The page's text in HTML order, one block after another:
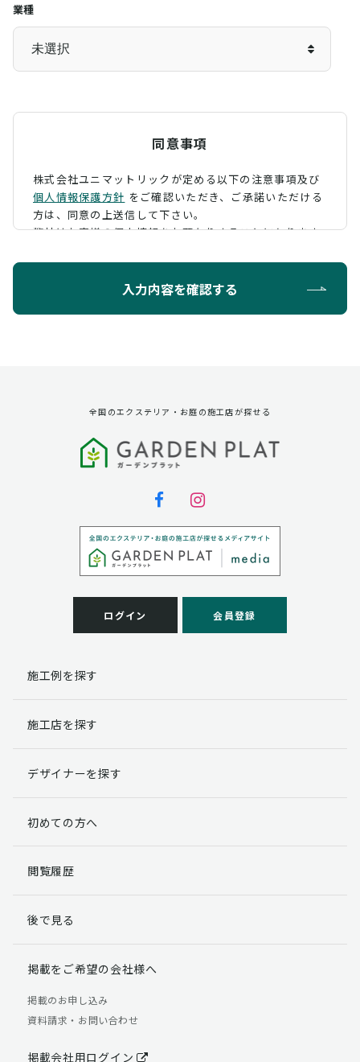
業種
同意事項
株式会社ユニマットリックが定める以下の注意事項及び
個人情報保護方針 をご確認いただき、 ご承諾いただける
方は、同意の上送信して下さい。
弊社はお客様の個人情報をお預かりすることになります
ように定め、保護に努めております。
第三者への提供
弊社は法律で定められている場合を除いて、お客様の個
個人情報の取扱い業務の委託
弊社は事業運営上、お客様により良いサービスを提供す
るために業務の一部を外部に委託しており、業務委託先
客様には、貴殿の個人情報の利用目的の通知、開示、訂
理・機密保持などによりお客様の個人情報の漏洩防止に
個人情報提出の任意性
す。
らかじめご了承ください。
個人情報の開示請求について
る権利があります。
「個人情報の取り扱いについて」
【お問合せ先】 個人情報問合せ窓口
TEL：03-5411-7891（平日9:00 ～ 18:00）
入力内容を確認する
全国のエクステリア・お庭の施工店が探せる
ログイン 会員登録
施工例を探す
施工店を探す
デザイナーを探す
初めての方へ
閲覧履歴
後で見る
掲載をご希望の会社様へ
掲載のお申し込み
資料請求・お問い合わせ
掲載会社用ログイン